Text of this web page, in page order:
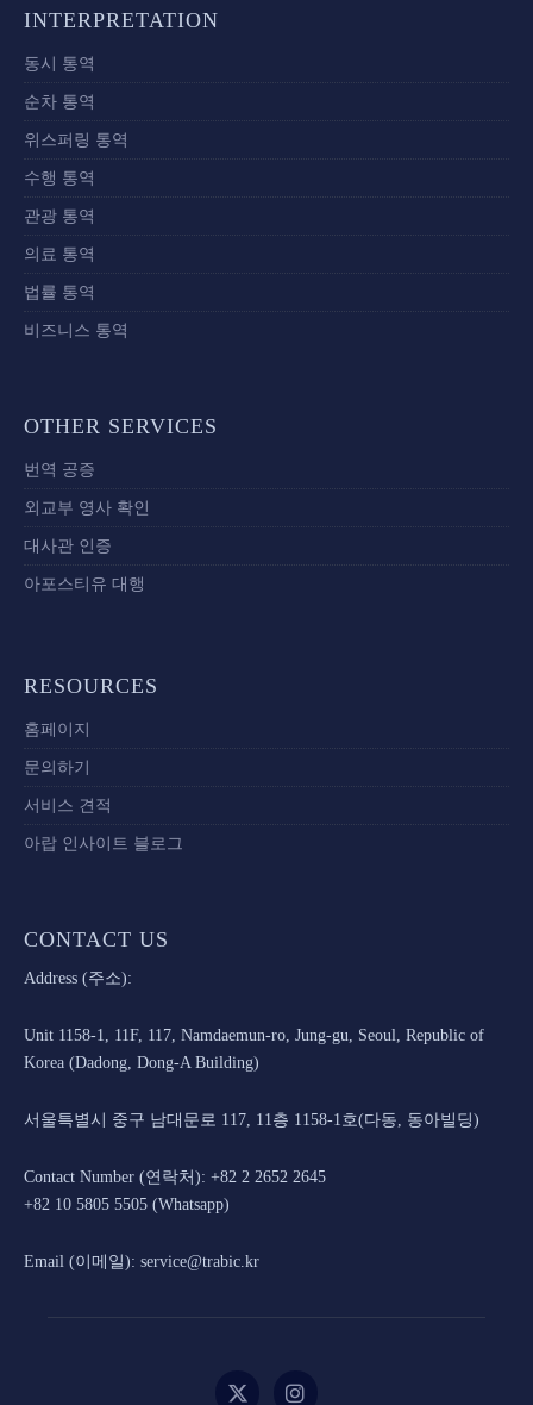
INTERPRETATION
동시 통역
순차 통역
위스퍼링 통역
수행 통역
관광 통역
의료 통역
법률 통역
비즈니스 통역
OTHER SERVICES
번역 공증
외교부 영사 확인
대사관 인증
아포스티유 대행
RESOURCES
홈페이지
문의하기
서비스 견적
아랍 인사이트 블로그
CONTACT US
Address (주소):
Unit 1158-1, 11F, 117, Namdaemun-ro, Jung-gu, Seoul, Republic of
Korea (Dadong, Dong-A Building)
서울특별시 중구 남대문로 117, 11층 1158-1호(다동, 동아빌딩)
Contact Number (연락처): +82 2 2652 2645
+82 10 5805 5505 (Whatsapp)
Email (이메일): service@trabic.kr